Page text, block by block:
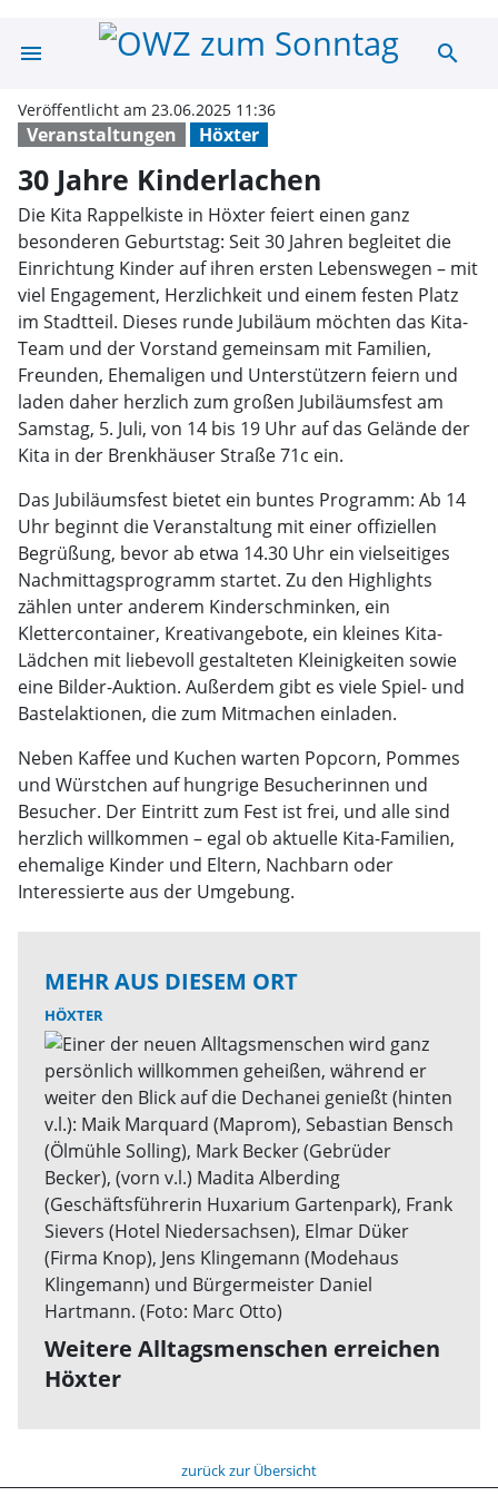
menu 30 Jahre search
Veranstaltungen Höxter
Veröffentlicht am 23.06.2025 11:36
30 Jahre Kinderlachen
Die Kita Rappelkiste in Höxter feiert einen ganz
besonderen Geburtstag: Seit 30 Jahren begleitet die
Einrichtung Kinder auf ihren ersten Lebenswegen – mit
viel Engagement, Herzlichkeit und einem festen Platz
im Stadtteil. Dieses runde Jubiläum möchten das Kita-
Team und der Vorstand gemeinsam mit Familien,
Freunden, Ehemaligen und Unterstützern feiern und
laden daher herzlich zum großen Jubiläumsfest am
Samstag, 5. Juli, von 14 bis 19 Uhr auf das Gelände der
Kita in der Brenkhäuser Straße 71c ein.
Das Jubiläumsfest bietet ein buntes Programm: Ab 14
Uhr beginnt die Veranstaltung mit einer offiziellen
Begrüßung, bevor ab etwa 14.30 Uhr ein vielseitiges
Nachmittagsprogramm startet. Zu den Highlights
zählen unter anderem Kinderschminken, ein
Klettercontainer, Kreativangebote, ein kleines Kita-
Lädchen mit liebevoll gestalteten Kleinigkeiten sowie
eine Bilder-Auktion. Außerdem gibt es viele Spiel- und
Bastelaktionen, die zum Mitmachen einladen.
Neben Kaffee und Kuchen warten Popcorn, Pommes
und Würstchen auf hungrige Besucherinnen und
Besucher. Der Eintritt zum Fest ist frei, und alle sind
herzlich willkommen – egal ob aktuelle Kita-Familien,
ehemalige Kinder und Eltern, Nachbarn oder
Interessierte aus der Umgebung.
MEHR AUS DIESEM ORT
HÖXTER
Weitere Alltagsmenschen erreichen
Höxter
zurück zur Übersicht